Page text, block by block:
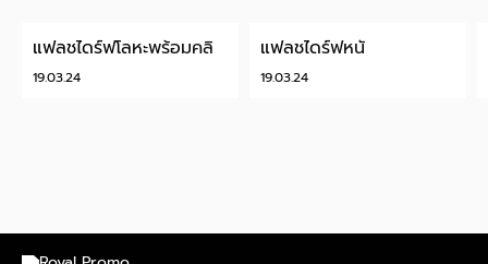
19.03.24
แฟลชไดร์ฟโลหะพร้อมคลิป
19.03.24
แฟลชไดร์ฟหนัง